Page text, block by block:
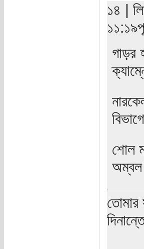
১৪ |
গাড়র
শোল
অম্বল
তোমার